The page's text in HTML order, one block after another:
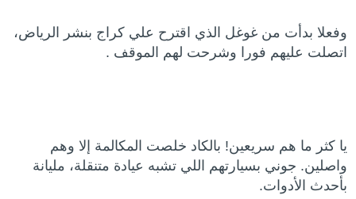
وفعلا بدأت من غوغل الذي اقترح علي كراج بنشر الرياض،
اتصلت عليهم فورا وشرحت لهم الموقف .
يا كثر ما هم سريعين! بالكاد خلصت المكالمة إلا وهم
واصلين. جوني بسيارتهم اللي تشبه عيادة متنقلة، مليانة
بأحدث الأدوات.